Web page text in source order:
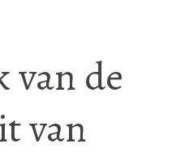
van de
van